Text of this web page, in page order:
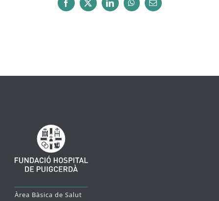
Facebook
X LinkedInWhatsApp
Email:
Àrea Bàsica de Salut